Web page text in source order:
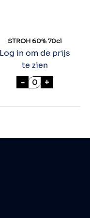
70cl aantal
STROH 60% 70cl
Log in om de prijs
te zien
- STROH 60%
+